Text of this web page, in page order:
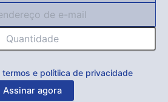
termos e polítiica de privacidade
Assinar agora